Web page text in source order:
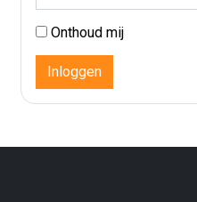
Onthoud mij